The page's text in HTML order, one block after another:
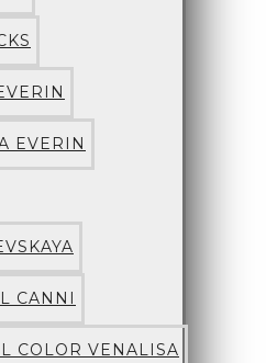
EVERIN
CANNI
COLOR VENALISA